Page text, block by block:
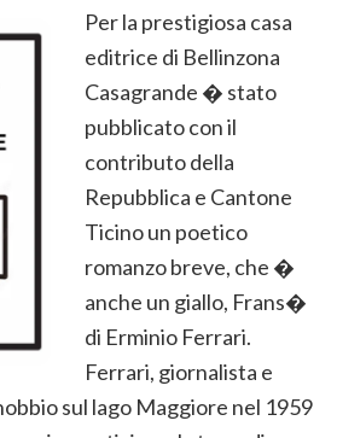
Per la prestigiosa casa
editrice di Bellinzona
Casagrande � stato
pubblicato con il
contributo della
Repubblica e Cantone
Ticino un poetico
romanzo breve, che �
anche un giallo, Frans�
di Erminio Ferrari.
Ferrari, giornalista e
sul lago Maggiore nel 1959